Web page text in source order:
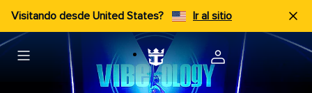
Visitando desde United States? Ir al sitio